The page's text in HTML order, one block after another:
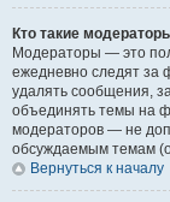
Кто такие
Модераторы — это
ежедневно следят за
удалять сообщения,
объединять темы на
модераторов — не
обсуждаемым темам
Вернуться к началу